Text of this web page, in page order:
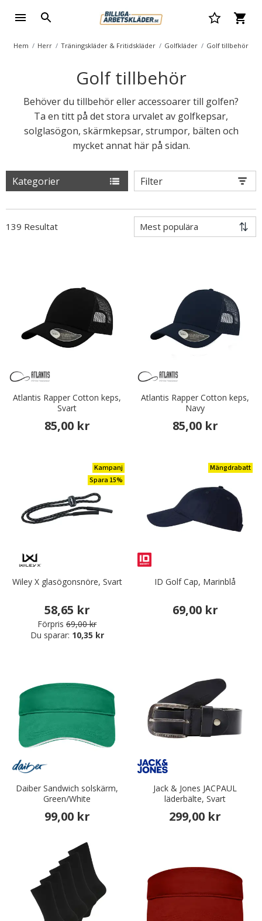
Hem Herr Träningskläder & Fritidskläder Golfkläder Golf tillbehör
Golf tillbehör
Behöver du tillbehör eller accessoarer till golfen?
Ta en titt på det stora urvalet av golfkepsar,
solglasögon, skärmkepsar, strumpor, bälten och
mycket annat här på sidan.
Kategorier Filter
139 Resultat
Atlantis Rapper Cotton keps,
Svart
85,00 kr
Atlantis Rapper Cotton keps,
Navy
85,00 kr
Kampanj
Spara 15%
Wiley X glasögonsnöre, Svart
58,65 kr
Förpris 69,00 kr
Du sparar: 10,35 kr
Mängdrabatt
ID Golf Cap, Marinblå
69,00 kr
Daiber Sandwich solskärm,
Green/White
99,00 kr
Jack & Jones JACPAUL
läderbälte, Svart
299,00 kr